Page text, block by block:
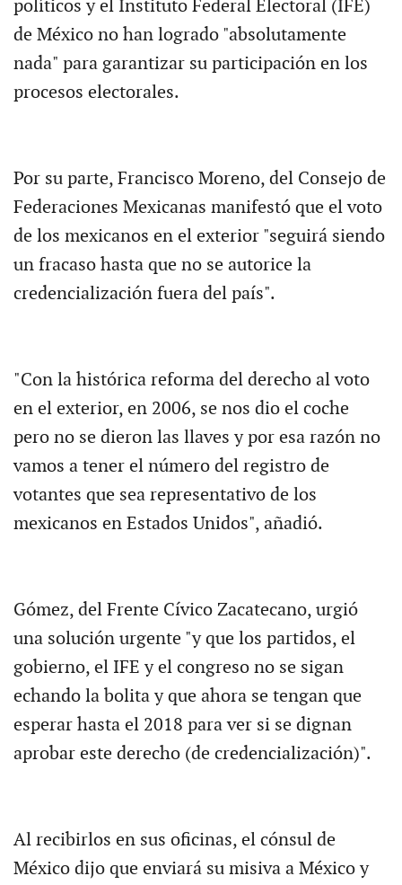
políticos y el Instituto Federal Electoral (IFE)
de México no han logrado "absolutamente
nada" para garantizar su participación en los
procesos electorales.
Por su parte, Francisco Moreno, del Consejo de
Federaciones Mexicanas manifestó que el voto
de los mexicanos en el exterior "seguirá siendo
un fracaso hasta que no se autorice la
credencialización fuera del país".
"Con la histórica reforma del derecho al voto
en el exterior, en 2006, se nos dio el coche
pero no se dieron las llaves y por esa razón no
vamos a tener el número del registro de
votantes que sea representativo de los
mexicanos en Estados Unidos", añadió.
Gómez, del Frente Cívico Zacatecano, urgió
una solución urgente "y que los partidos, el
gobierno, el IFE y el congreso no se sigan
echando la bolita y que ahora se tengan que
esperar hasta el 2018 para ver si se dignan
aprobar este derecho (de credencialización)".
Al recibirlos en sus oficinas, el cónsul de
México dijo que enviará su misiva a México y